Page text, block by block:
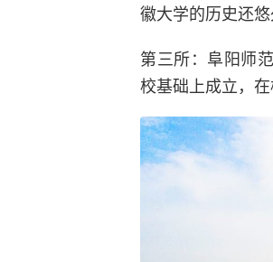
徽大学的历史还
第三所：阜阳师
校基础上成立，在